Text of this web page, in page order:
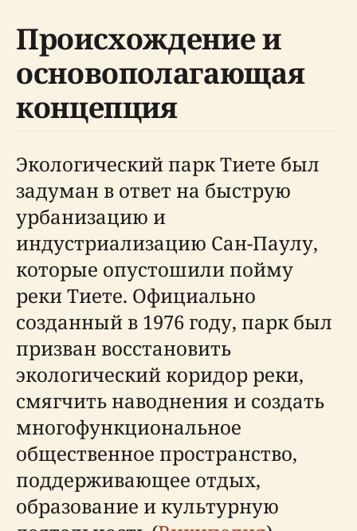
Происхождение и
основополагающая
концепция
Экологический парк Тиете был
задуман в ответ на быструю
урбанизацию и
индустриализацию Сан-Паулу,
которые опустошили пойму
реки Тиете. Официально
созданный в 1976 году, парк был
призван восстановить
экологический коридор реки,
смягчить наводнения и создать
многофункциональное
общественное пространство,
поддерживающее отдых,
образование и культурную